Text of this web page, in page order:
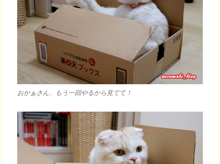
おかぁさん、もう一回やるから見てて！